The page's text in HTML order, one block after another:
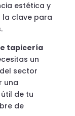
estética y
la clave para
tapicería
un
sector
una
de tu
de